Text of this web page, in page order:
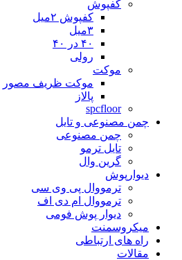
کفپوش
کفپوش ۲میل
۳میل
۴۰ در ۴۰
رولی
موکت
موکت ظریف مصور
پالاز
spcfloor
چمن مصنوعی و تایل
چمن مصنوعی
تایل ترمو
گرین وال
دیوارپوش
ترمووال پی وی سی
ترمووال ام دی اف
دیوار پوش فومی
میکروسمنت
راه های ارتباطی
مقالات